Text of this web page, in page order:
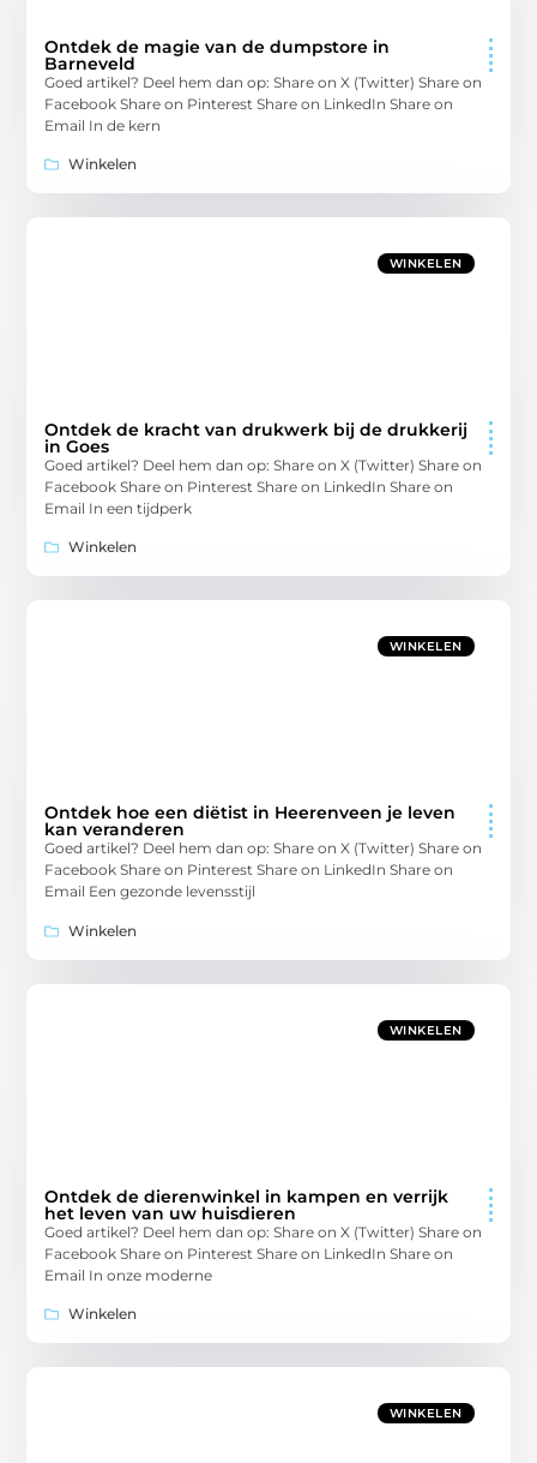
Ontdek de magie van de dumpstore in
Barneveld
Goed artikel? Deel hem dan op: Share on X (Twitter) Share on
Facebook Share on Pinterest Share on LinkedIn Share on
Email In de kern
Winkelen
WINKELEN
Ontdek de kracht van drukwerk bij de drukkerij
in Goes
Goed artikel? Deel hem dan op: Share on X (Twitter) Share on
Facebook Share on Pinterest Share on LinkedIn Share on
Email In een tijdperk
Winkelen
WINKELEN
Ontdek hoe een diëtist in Heerenveen je leven
kan veranderen
Goed artikel? Deel hem dan op: Share on X (Twitter) Share on
Facebook Share on Pinterest Share on LinkedIn Share on
Email Een gezonde levensstijl
Winkelen
WINKELEN
Ontdek de dierenwinkel in kampen en verrijk
het leven van uw huisdieren
Goed artikel? Deel hem dan op: Share on X (Twitter) Share on
Facebook Share on Pinterest Share on LinkedIn Share on
Email In onze moderne
Winkelen
WINKELEN